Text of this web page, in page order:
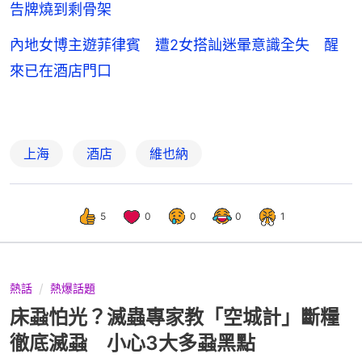
告牌燒到剩骨架
內地女博主遊菲律賓 遭2女搭訕迷暈意識全失 醒
來已在酒店門口
上海 酒店 維也納
5 0 0 0 1
熱話 熱爆話題
床蝨怕光？滅蟲專家教「空城計」斷糧
徹底滅蝨 小心3大多蝨黑點